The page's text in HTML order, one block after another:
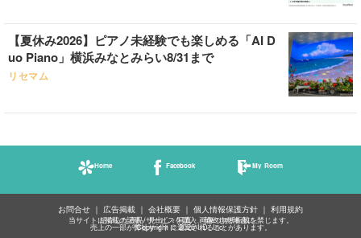
【夏休み2026】ピアノ未経験でも楽しめる「AI D
uo Piano」横浜みなとみらい8/31まで
リセマム
Home Facebook My Room
お問合せ 広告掲載 会社概要 個人情報保護方針 利用規約
紹介した商品/サービスを購入、契約した場合に、
売上の一部が弊社サイトに還元されることがあります。
当サイトに掲載の記事・見出し・写真・画像の無断転載を禁じます。
Copyright © 2026 IID, Inc.